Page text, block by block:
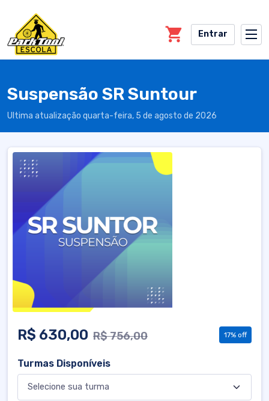
Entrar
Suspensão SR Suntour
Ultima atualização quarta-feira, 5 de agosto de 2026
R$ 630,00 R$ 756,00 17% off
Turmas Disponíveis